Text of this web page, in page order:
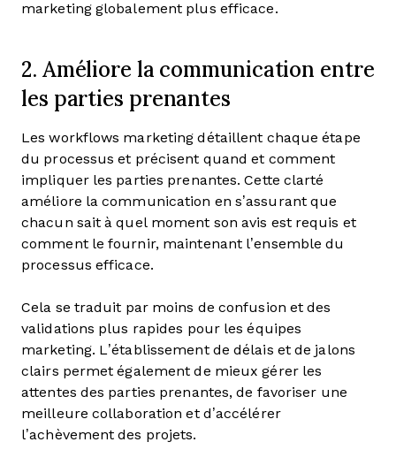
marketing globalement plus efficace.
2. Améliore la communication entre
les parties prenantes
Les workflows marketing détaillent chaque étape
du processus et précisent quand et comment
impliquer les parties prenantes. Cette clarté
améliore la communication en s’assurant que
chacun sait à quel moment son avis est requis et
comment le fournir, maintenant l’ensemble du
processus efficace.
Cela se traduit par moins de confusion et des
validations plus rapides pour les équipes
marketing. L’établissement de délais et de jalons
clairs permet également de mieux gérer les
attentes des parties prenantes, de favoriser une
meilleure collaboration et d’accélérer
l’achèvement des projets.